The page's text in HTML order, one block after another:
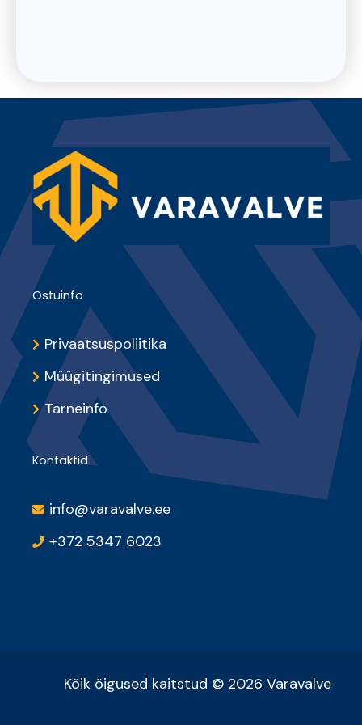
Ostuinfo
Privaatsuspoliitika
Müügitingimused
Tarneinfo
Kontaktid
info@varavalve.ee
+372 5347 6023
Kõik õigused kaitstud © 2026 Varavalve